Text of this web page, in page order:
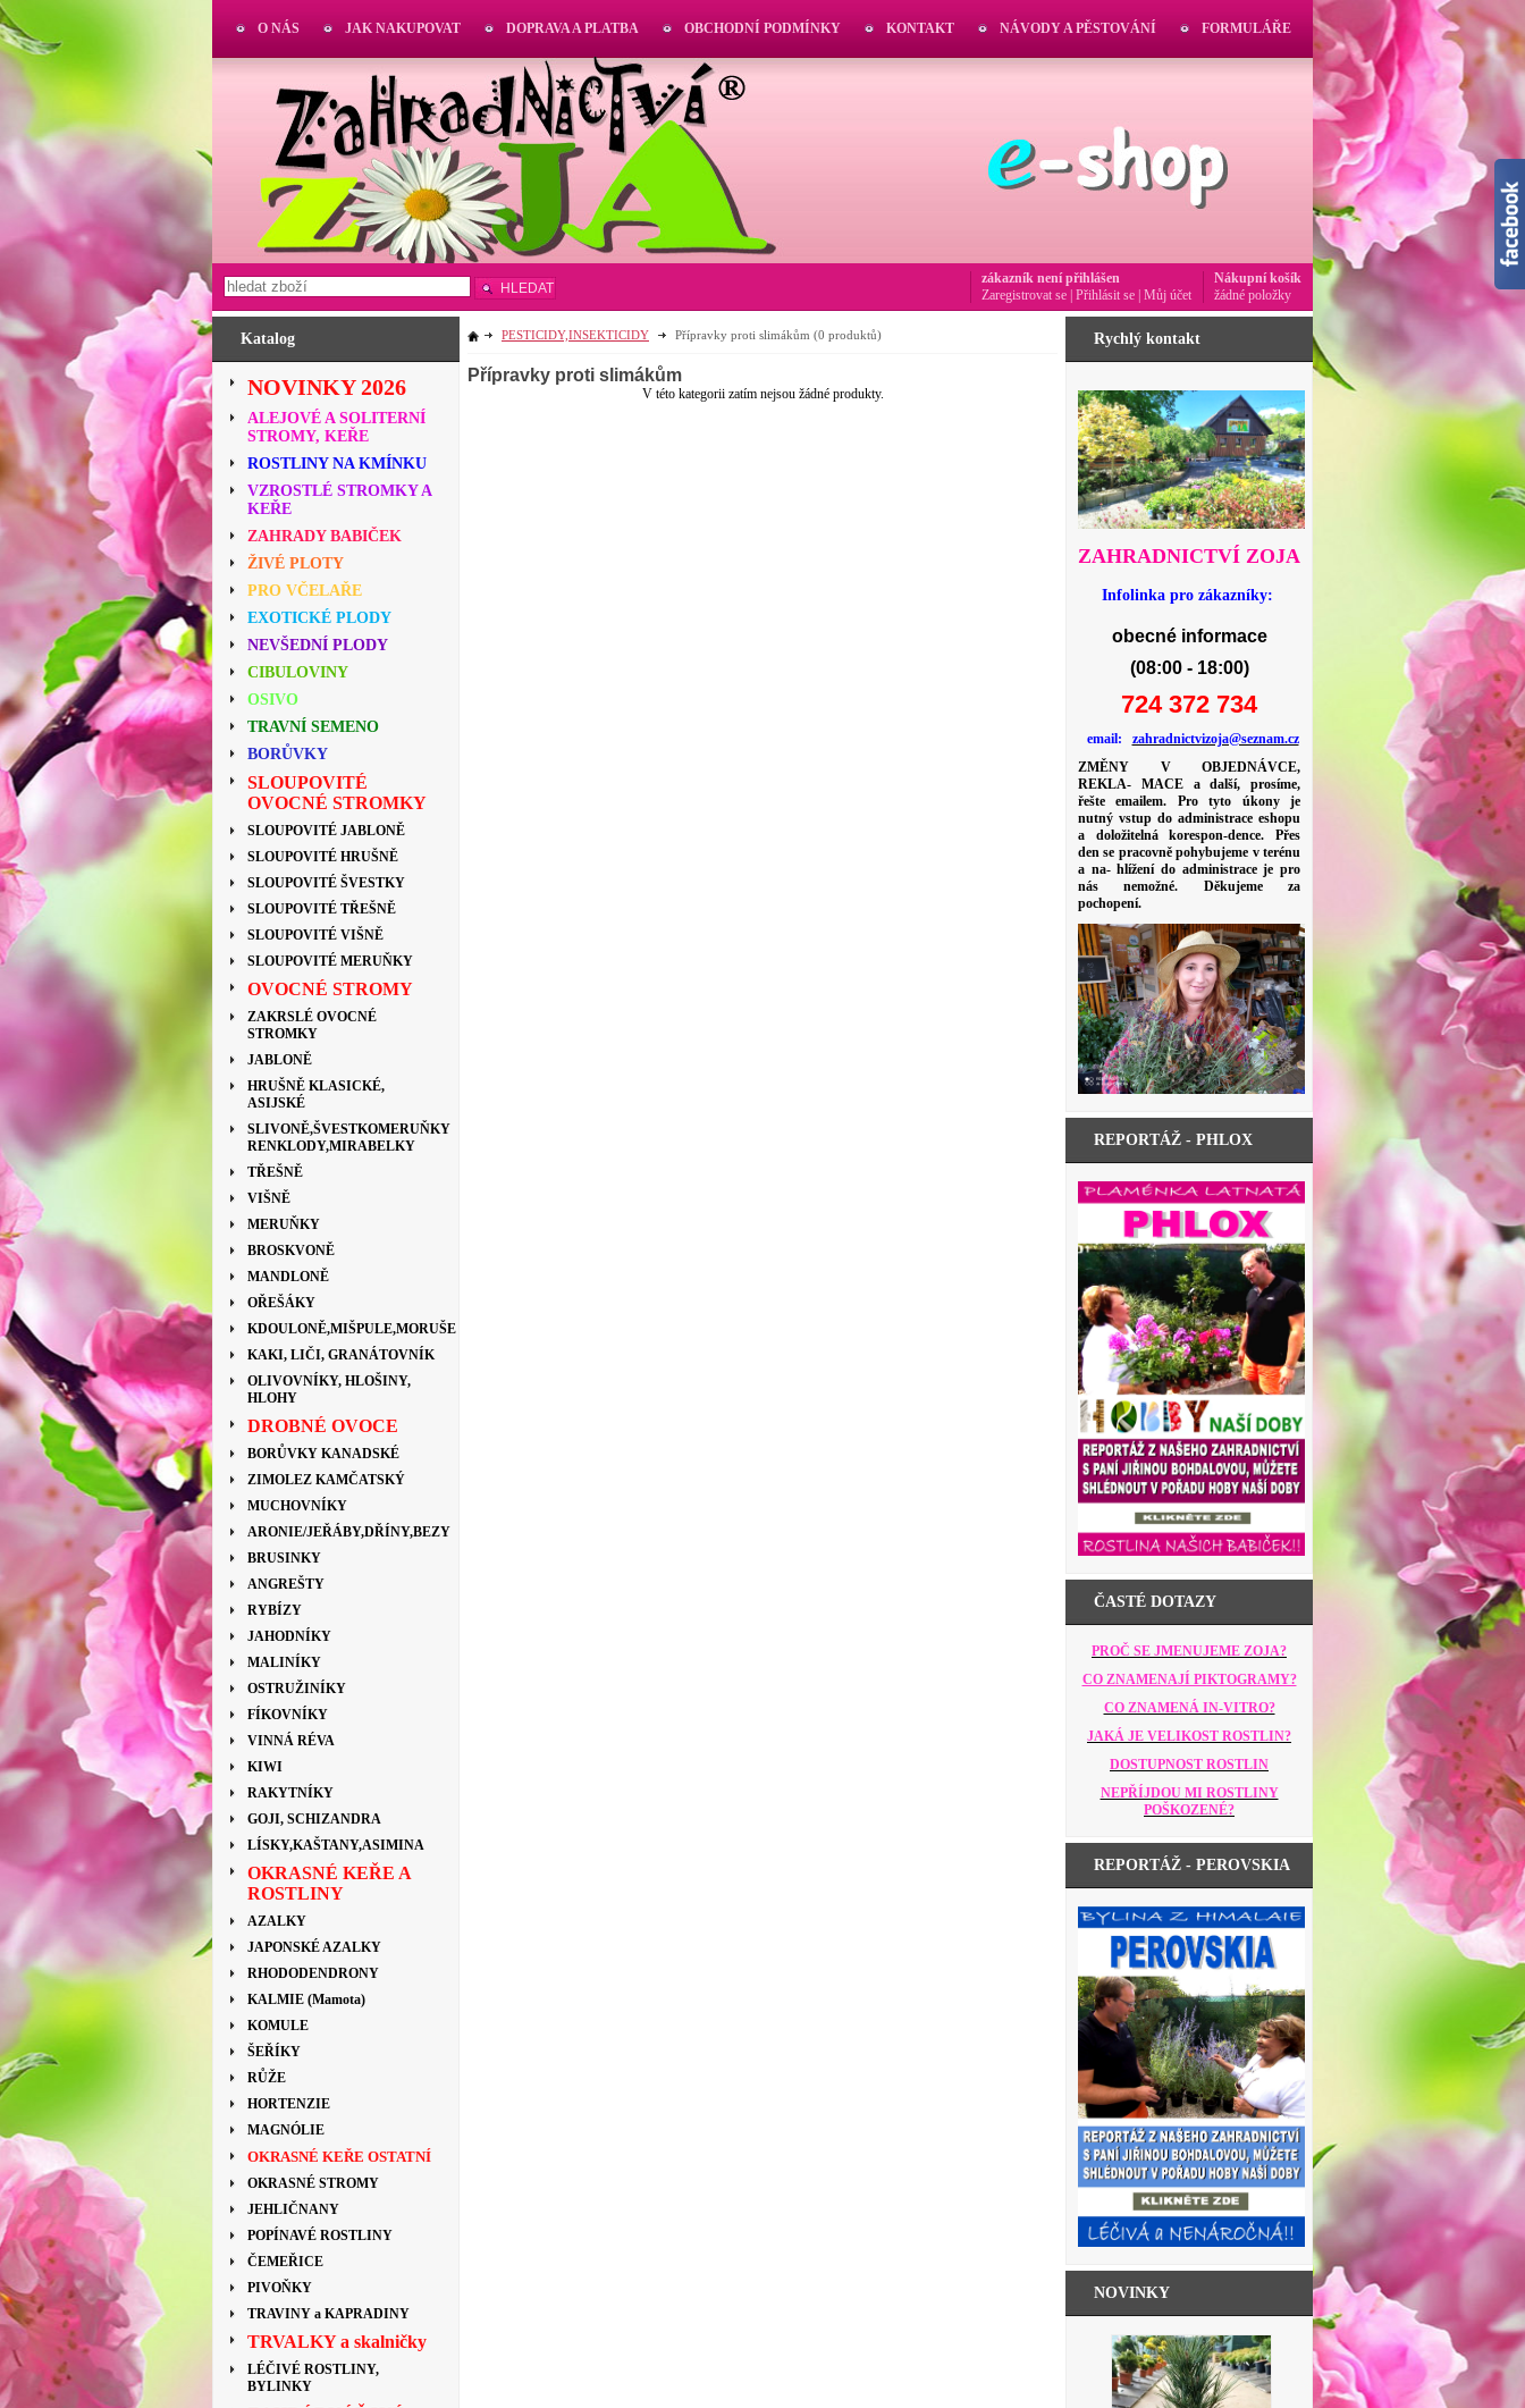
Katalog
NOVINKY 2026
ALEJOVÉ A SOLITERNÍ
STROMY, KEŘE
ROSTLINY NA KMÍNKU
VZROSTLÉ STROMKY A
KEŘE
ZAHRADY BABIČEK
ŽIVÉ PLOTY
PRO VČELAŘE
EXOTICKÉ PLODY
NEVŠEDNÍ PLODY
CIBULOVINY
OSIVO
TRAVNÍ SEMENO
BORŮVKY
SLOUPOVITÉ
OVOCNÉ STROMKY
SLOUPOVITÉ JABLONĚ
SLOUPOVITÉ HRUŠNĚ
SLOUPOVITÉ ŠVESTKY
SLOUPOVITÉ TŘEŠNĚ
SLOUPOVITÉ VIŠNĚ
SLOUPOVITÉ MERUŇKY
OVOCNÉ STROMY
ZAKRSLÉ OVOCNÉ
STROMKY
JABLONĚ
HRUŠNĚ KLASICKÉ,
ASIJSKÉ
SLIVONĚ,ŠVESTKOMERUŇKY
RENKLODY,MIRABELKY
TŘEŠNĚ
VIŠNĚ
MERUŇKY
BROSKVONĚ
MANDLONĚ
OŘEŠÁKY
KDOULONĚ,MIŠPULE,MORUŠE
KAKI, LIČI, GRANÁTOVNÍK
OLIVOVNÍKY, HLOŠINY,
HLOHY
DROBNÉ OVOCE
BORŮVKY KANADSKÉ
ZIMOLEZ KAMČATSKÝ
MUCHOVNÍKY
ARONIE/JEŘÁBY,DŘÍNY,BEZY
BRUSINKY
ANGREŠTY
RYBÍZY
JAHODNÍKY
MALINÍKY
OSTRUŽINÍKY
FÍKOVNÍKY
VINNÁ RÉVA
KIWI
RAKYTNÍKY
GOJI, SCHIZANDRA
LÍSKY,KAŠTANY,ASIMINA
OKRASNÉ KEŘE A
ROSTLINY
AZALKY
JAPONSKÉ AZALKY
RHODODENDRONY
KALMIE (Mamota)
KOMULE
ŠEŘÍKY
RŮŽE
HORTENZIE
MAGNÓLIE
OKRASNÉ KEŘE OSTATNÍ
OKRASNÉ STROMY
JEHLIČNANY
POPÍNAVÉ ROSTLINY
ČEMEŘICE
PIVOŇKY
TRAVINY a KAPRADINY
TRVALKY a skalničky
LÉČIVÉ ROSTLINY,
BYLINKY
PESTICIDY,INSEKTICIDY Přípravky proti slimákům (0 produktů)
Přípravky proti slimákům
V této kategorii zatím nejsou žádné produkty.
Rychlý kontakt
ZAHRADNICTVÍ ZOJA
Infolinka pro zákazníky:
obecné informace
(08:00 - 18:00)
724 372 734
email: zahradnictvizoja@seznam.cz
ZMĚNY V OBJEDNÁVCE,
REKLA- MACE a další, prosíme,
řešte emailem. Pro tyto úkony je
nutný vstup do administrace eshopu
a doložitelná korespon-dence. Přes
den se pracovně pohybujeme v terénu
a na- hlížení do administrace je pro
nás nemožné. Děkujeme za
pochopení.
REPORTÁŽ - PHLOX
ČASTÉ DOTAZY
PROČ SE JMENUJEME ZOJA?
CO ZNAMENAJÍ PIKTOGRAMY?
CO ZNAMENÁ IN-VITRO?
JAKÁ JE VELIKOST ROSTLIN?
DOSTUPNOST ROSTLIN
NEPŘÍJDOU MI ROSTLINY
POŠKOZENÉ?
REPORTÁŽ - PEROVSKIA
NOVINKY
O NÁS JAK NAKUPOVAT DOPRAVA A PLATBA OBCHODNÍ PODMÍNKY KONTAKT NÁVODY A PĚSTOVÁNÍ FORMULÁŘE
HLEDAT
Nákupní košík
žádné položky
zákazník není přihlášen
Zaregistrovat se Přihlásit se Můj účet